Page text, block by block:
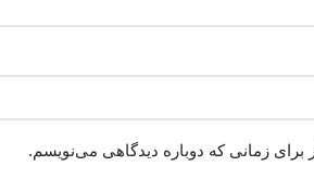
برای زمانی که دوباره دیدگاهی می‌نویسم.